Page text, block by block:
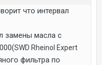
что интервал
замены масла с
SWD Rheinol Expert
фильтра по